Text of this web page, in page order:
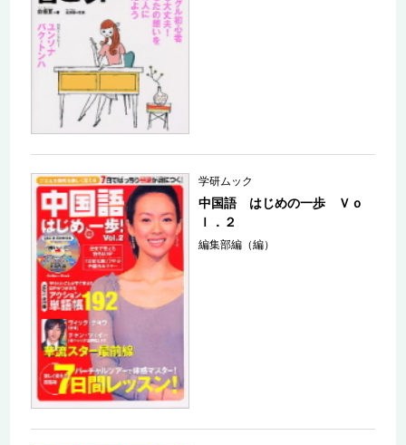
学研ムック
中国語 はじめの一歩 Ｖｏ
ｌ．２
編集部編（編）